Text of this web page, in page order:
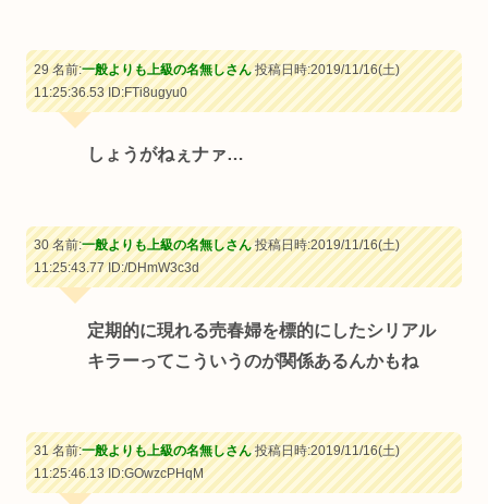
29 名前:一般よりも上級の名無しさん投稿日時:2019/11/16(土)
11:25:36.53ID:FTi8ugyu0
しょうがねぇナァ…
30 名前:一般よりも上級の名無しさん投稿日時:2019/11/16(土)
11:25:43.77ID:/DHmW3c3d
定期的に現れる売春婦を標的にしたシリアル
キラーってこういうのが関係あるんかもね
31 名前:一般よりも上級の名無しさん投稿日時:2019/11/16(土)
11:25:46.13ID:GOwzcPHqM